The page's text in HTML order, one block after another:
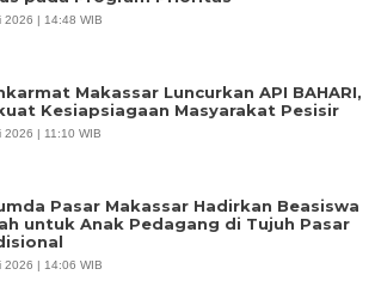
2026 | 14:48 WIB
Makassar Luncurkan API BAHARI,
Kesiapsiagaan Masyarakat Pesisir
2026 | 11:10 WIB
Pasar Makassar Hadirkan Beasiswa
untuk Anak Pedagang di Tujuh Pasar
2026 | 14:06 WIB